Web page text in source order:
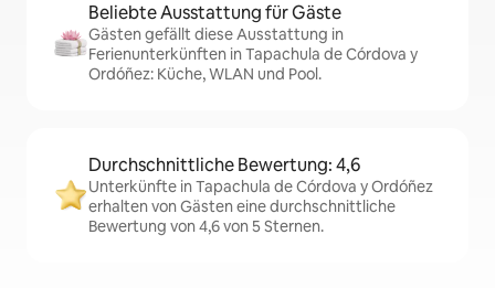
Beliebte Ausstattung für Gäste
Gästen gefällt diese Ausstattung in
Ferienunterkünften in Tapachula de Córdova y
Ordóñez: Küche, WLAN und Pool.
Durchschnittliche Bewertung: 4,6
Unterkünfte in Tapachula de Córdova y Ordóñez
erhalten von Gästen eine durchschnittliche
Bewertung von 4,6 von 5 Sternen.